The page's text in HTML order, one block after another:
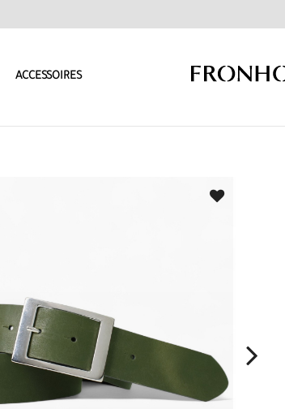
ACCESSOIRES
A